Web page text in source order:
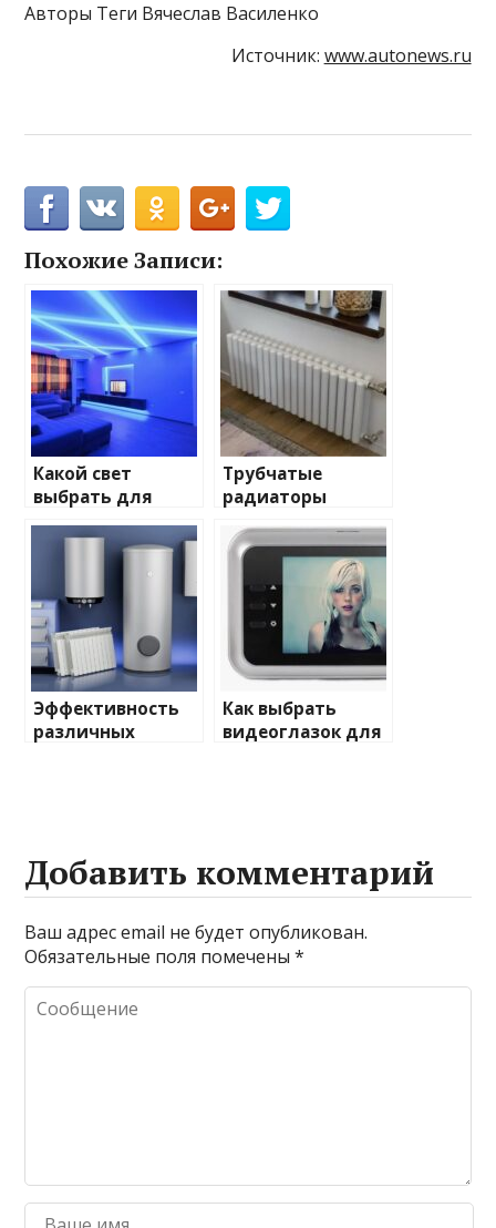
Авторы Теги Вячеслав Василенко
Источник: www.autonews.ru
Похожие Записи:
Какой свет
выбрать для
домашнего
освещения
Трубчатые
радиаторы
отопления: виды
и характеристики
Эффективность
различных
Как выбрать
видеоглазок для
Добавить комментарий
Ваш адрес email не будет опубликован.
Обязательные поля помечены*